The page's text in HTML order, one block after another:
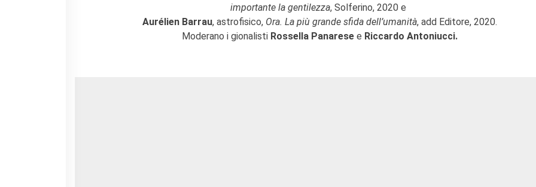
importante la gentilezza, Solferino, 2020 e
Aurélien Barrau, astrofisico, Ora. La più grande sfida dell’umanità, add Editore, 2020.
Moderano i gionalistiRossella Panaresee Riccardo Antoniucci.